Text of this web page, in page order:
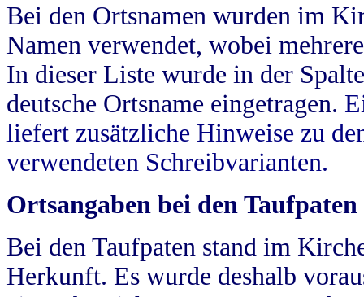
Bei den Ortsnamen wurden im
Namen verwendet, wobei
In dieser Liste wurde in der
deutsche Ortsname eingetragen.
liefert zusätzliche Hinweise zu
verwendeten Schreibvarianten.
Ortsangaben bei den Taufpaten
Bei den Taufpaten stand im
Herkunft. Es wurde deshalb